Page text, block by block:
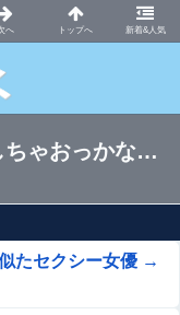
新着&人気
速報VIP
ちゃおっかな…
たセクシー女優 →